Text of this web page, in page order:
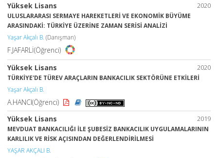
2020
Yüksek Lisans
ULUSLARARASI SERMAYE HAREKETLERİ VE EKONOMİK BÜYÜME
ARASINDAKİ: TÜRKİYE ÜZERİNE ZAMAN SERİSİ ANALİZİ
Yaşar Akçalı B. (Danışman)
F.JAFARLİ(Öğrenci)
2020
Yüksek Lisans
TÜRKİYE'DE TÜREV ARAÇLARIN BANKACILIK SEKTÖRÜNE ETKİLERİ
Yaşar Akçalı B.
A.HANCI(Öğrenci)
2019
Yüksek Lisans
MEVDUAT BANKACILIĞI İLE ŞUBESİZ BANKACILIK UYGULAMALARININ
KARLILIK VE RİSK AÇISINDAN DEĞERLENDİRİLMESİ
YAŞAR AKÇALI B.